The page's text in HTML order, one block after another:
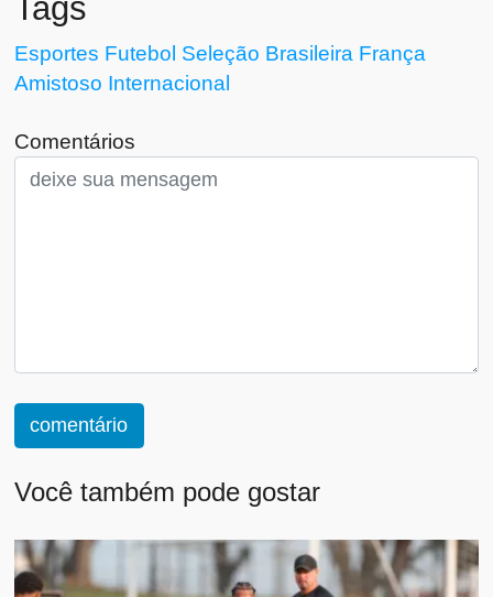
Tags
Esportes Futebol Seleção Brasileira França
Amistoso Internacional
Comentários
comentário
Você também pode gostar